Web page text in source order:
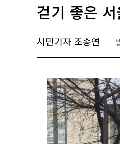
바
로
걷기 좋은
시민기자 조송연